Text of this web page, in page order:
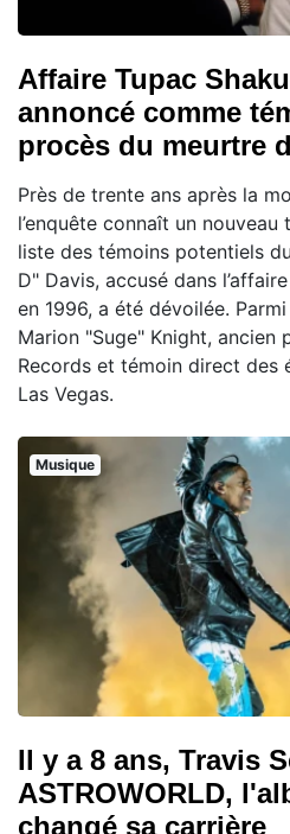
Affaire Tupac
annoncé comme
procès du meurtre
Près de trente ans après la
l’enquête connaît un
liste des témoins potentiels
D" Davis, accusé dans
en 1996, a été dévoilée.
Marion "Suge" Knight, ancien
Records et témoin direct des
Las Vegas.
Musique
Il y a 8 ans, Travis
ASTROWORLD,
changé sa carrière